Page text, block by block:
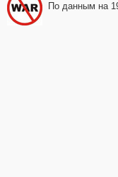
По данным на